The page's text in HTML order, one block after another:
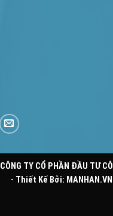
CÔNG TY CỔ PHẦN ĐẦU TƯ
- Thiết Kế Bởi: MANHAN.VN